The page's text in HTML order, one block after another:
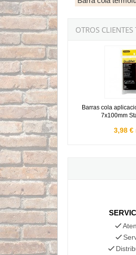
OTROS
Barras cola
7x100mm
3,98 €